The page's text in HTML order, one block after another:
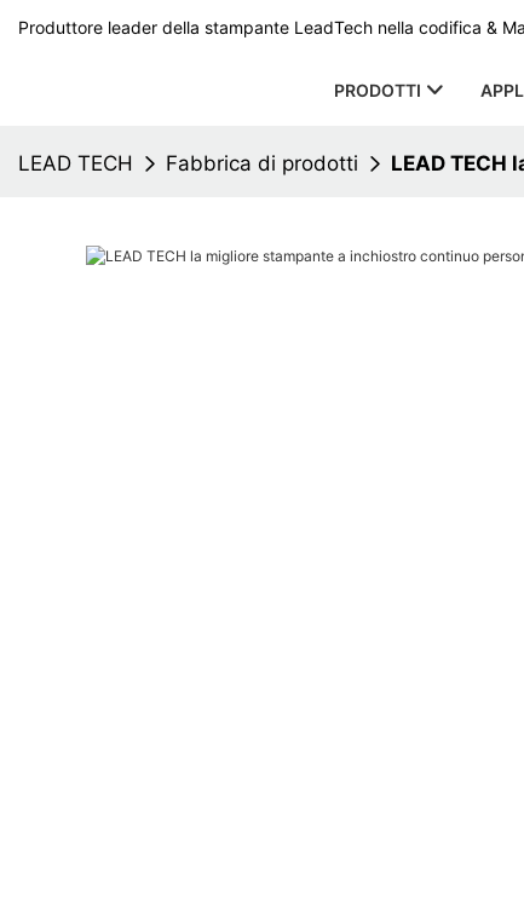
Produttore leader della stampante LeadTech nella codifica &
PRODOTTI
LEAD TECH Fabbrica di prodotti LEAD